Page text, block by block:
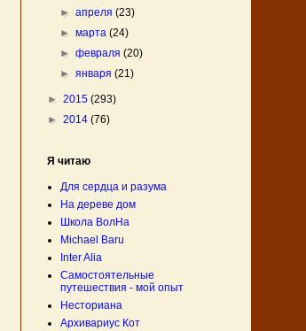
►апреля(23)
►марта(24)
►февраля(20)
►января(21)
► 2015 (293)
► 2014 (76)
Я читаю
Для сердца и разума
На дереве дом
Школа ВолНа
Michael Baru
Inter Alia
Самостоятельные
путешествия - мой опыт
Несториана
Архивариус Кот